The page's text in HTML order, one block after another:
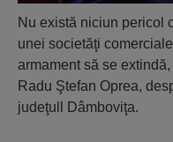
Nu există niciun pericol
unei societăţi
armament să se
Radu Ştefan Oprea,
judeţull Dâmboviţa.